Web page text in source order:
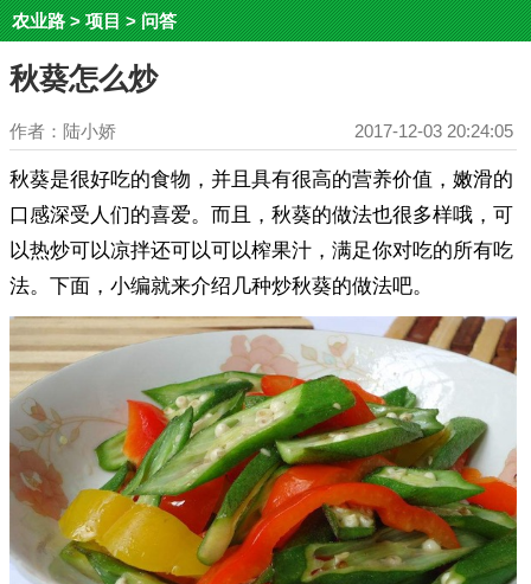
农业路>项目>问答
秋葵怎么炒
作者：陆小娇 2017-12-03 20:24:05
秋葵是很好吃的食物，并且具有很高的营养价值，嫩滑的
口感深受人们的喜爱。而且，秋葵的做法也很多样哦，可
以热炒可以凉拌还可以可以榨果汁，满足你对吃的所有吃
法。下面，小编就来介绍几种炒秋葵的做法吧。